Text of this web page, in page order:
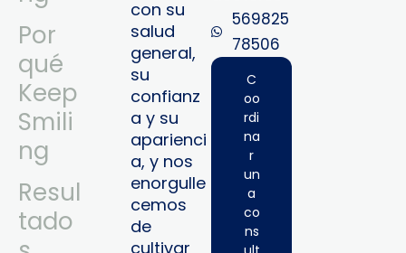
Por
qué
Keep
Smili
ng
Resul
tado
con su
salud
general,
su
confianz
a y su
aparienci
a, y nos
enorgulle
cemos
de
cultivar
569825
78506‬
C
oo
rdi
na
r
un
a
co
ns